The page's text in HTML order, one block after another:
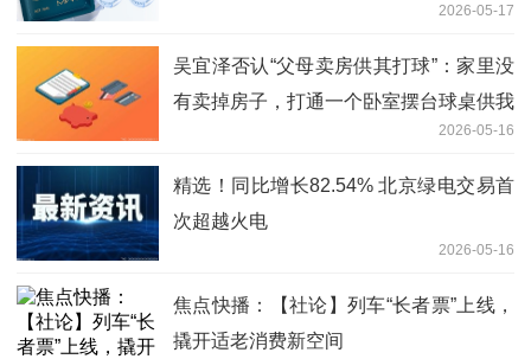
2026-05-17
吴宜泽否认“父母卖房供其打球”：家里没
有卖掉房子，打通一个卧室摆台球桌供我
打球，很多经历确实蛮艰苦-今亮点2026-05-16
精选！同比增长82.54% 北京绿电交易首
次超越火电
2026-05-16
焦点快播：【社论】列车“长者票”上线，
撬开适老消费新空间